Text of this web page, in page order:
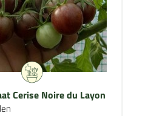
Cerise Noire du Layon